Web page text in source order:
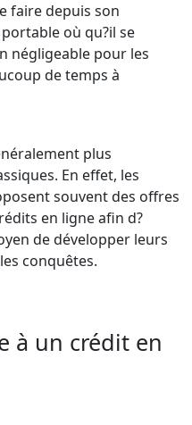
faire depuis son
où qu?il se
négligeable pour les
de temps à
plus
En effet, les
souvent des offres
en ligne afin d?
de développer leurs
conquêtes.
à un crédit en